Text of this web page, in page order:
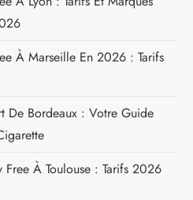
À Marseille En 2026 : Tarifs
De Bordeaux : Votre Guide
Free À Toulouse : Tarifs 2026